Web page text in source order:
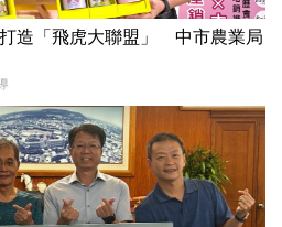
造「飛虎大聯盟」 中市農業局